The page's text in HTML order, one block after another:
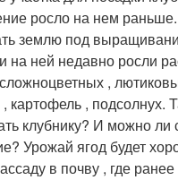
росло на нем
землю под
на ней недавно росли
,
картофель , подсолнух.
клубнику? И можно ли
Урожай ягод будет
в почву , где